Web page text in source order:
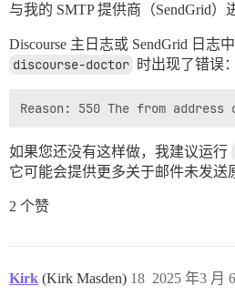
与我的 SMTP 提供商（SendGrid）
Discourse 主日志或 SendGrid 日志
discourse-doctor 时出现了错误：
如果您还没有这样做，我建议运行
它可能会提供更多关于邮件未发送
2 个赞
Kirk (Kirk Masden) 2025 年3 月
18